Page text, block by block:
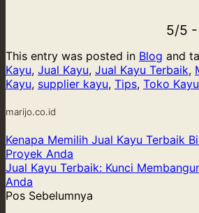
5/5 -
This entry was posted in Blog and
Kayu, Jual Kayu, Jual Kayu Terbaik,
Kayu, supplier kayu, Tips, Toko Kayu
marijo.co.id
Kenapa Memilih Jual Kayu Terbaik
Proyek Anda
Jual Kayu Terbaik: Kunci
Anda
Pos Sebelumnya